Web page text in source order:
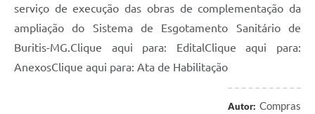
serviço de execução das obras de complementação da
ampliação do Sistema de Esgotamento Sanitário de
Buritis-MG.Clique aqui para: EditalClique aqui para:
AnexosClique aqui para: Ata de Habilitação
Autor: Compras